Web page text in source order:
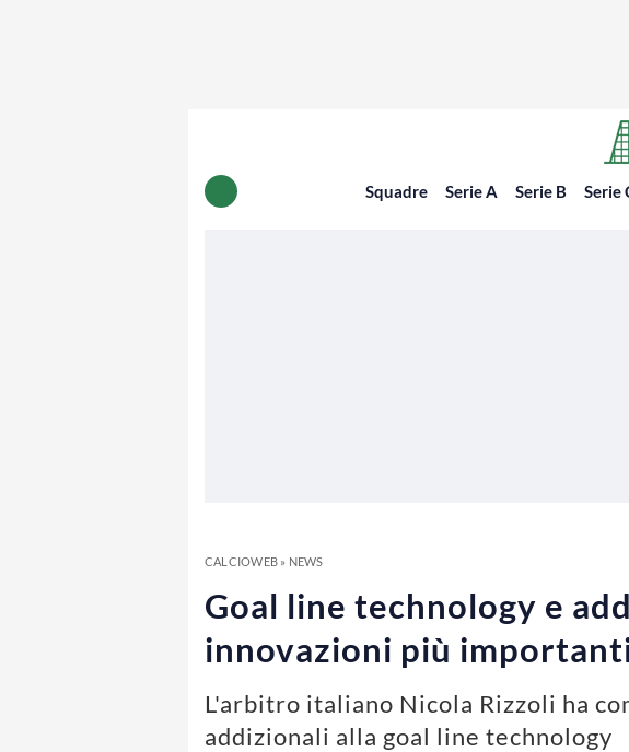
Squadre Serie A Serie B Serie
CALCIOWEB» NEWS
Goal line technology e
innovazioni più
L'arbitro italiano Nicola Rizzoli ha
addizionali alla goal line technology